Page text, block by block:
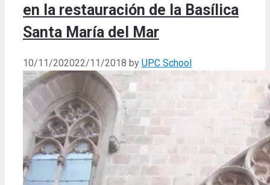
en la restauración de la Basílica
Santa María del Mar
10/11/202022/11/2018 by UPC School